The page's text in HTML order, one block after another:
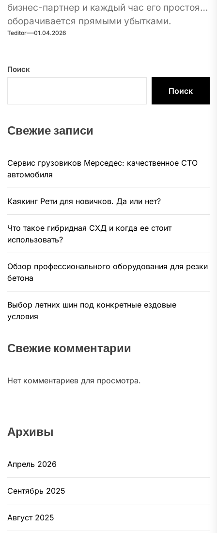
бизнес-партнер и каждый час его простоя
оборачивается прямыми убытками.
Поэтому выбор...
Teditor 01.04.2026
Поиск
Поиск
Свежие записи
Сервис грузовиков Мерседес: качественное СТО
автомобиля
Каякинг Рети для новичков. Да или нет?
Что такое гибридная СХД и когда ее стоит
использовать?
Обзор профессионального оборудования для резки
бетона
Выбор летних шин под конкретные ездовые
условия
Свежие комментарии
Нет комментариев для просмотра.
Архивы
Апрель 2026
Сентябрь 2025
Август 2025